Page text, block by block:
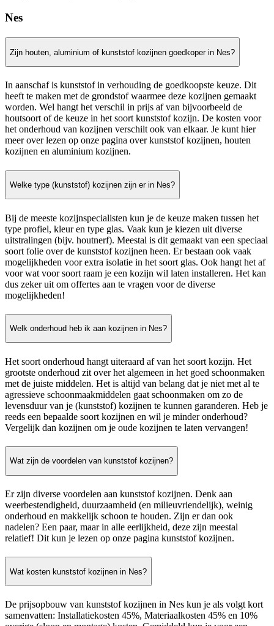
Nes
Zijn houten, aluminium of kunststof kozijnen goedkoper in Nes?
In aanschaf is kunststof in verhouding de goedkoopste keuze. Dit
heeft te maken met de grondstof waarmee deze kozijnen gemaakt
worden. Wel hangt het verschil in prijs af van bijvoorbeeld de
houtsoort of de keuze in het soort kunststof kozijn. De kosten voor
het onderhoud van kozijnen verschilt ook van elkaar. Je kunt hier
meer over lezen op onze pagina over kunststof kozijnen, houten
kozijnen en aluminium kozijnen.
Welke type (kunststof) kozijnen zijn er in Nes?
Bij de meeste kozijnspecialisten kun je de keuze maken tussen het
type profiel, kleur en type glas. Vaak kun je kiezen uit diverse
uitstralingen (bijv. houtnerf). Meestal is dit gemaakt van een speciaal
soort folie over de kunststof kozijnen heen. Er bestaan ook vaak
mogelijkheden voor extra isolatie in het soort glas. Ook hangt het af
voor wat voor soort raam je een kozijn wil laten installeren. Het kan
dus zeker uit om offertes aan te vragen voor de diverse
mogelijkheden!
Welk onderhoud heb ik aan kozijnen in Nes?
Het soort onderhoud hangt uiteraard af van het soort kozijn. Het
grootste onderhoud zit over het algemeen in het goed schoonmaken
met de juiste middelen. Het is altijd van belang dat je niet met al te
agressieve schoonmaakmiddelen gaat schoonmaken om zo de
levensduur van je (kunststof) kozijnen te kunnen garanderen. Heb je
reeds een bepaalde soort kozijnen en wil je minder onderhoud?
Vergelijk dan kozijnen om je oude kozijnen te laten vervangen!
Wat zijn de voordelen van kunststof kozijnen?
Er zijn diverse voordelen aan kunststof kozijnen. Denk aan
weerbestendigheid, duurzaamheid (en milieuvriendelijk), weinig
onderhoud en makkelijk schoon te houden. Zijn er dan ook
nadelen? Een paar, maar in alle eerlijkheid, deze zijn meestal
relatief! Dit kun je lezen op onze pagina kunststof kozijnen.
Wat kosten kunststof kozijnen in Nes?
De prijsopbouw van kunststof kozijnen in Nes kun je als volgt kort
samenvatten: Installatiekosten 45%, Materiaalkosten 45% en 10%